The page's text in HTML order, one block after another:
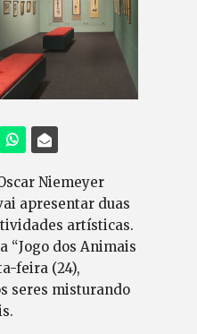
Niemeyer
apresentar duas
artísticas.
“Jogo dos Animais
feira (24),
seres misturando